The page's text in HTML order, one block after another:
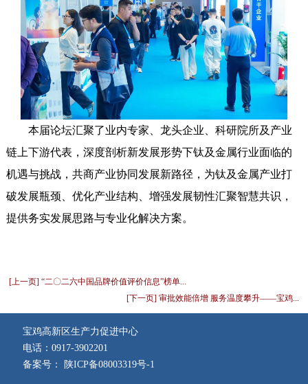
本届论坛汇聚了业内专家、龙头企业、科研院所及产业
链上下游代表，深度剖析新发展形势下钛及金属行业面临的
机遇与挑战，共商产业协同发展新路径，为钛及金属产业打
破发展瓶颈、优化产业结构、增强发展韧性汇聚智慧共识，
提供务实发展思路与专业化解决方案。
[上一页] “二〇二六中国品牌价值评价信息”榜单...
[下一页] 审批效能倍增 服务温度攀升——宝鸡...
宝鸡高新区生产力促进中心
电话：0917-3902201
备案号： 陕ICP备08003319号-1